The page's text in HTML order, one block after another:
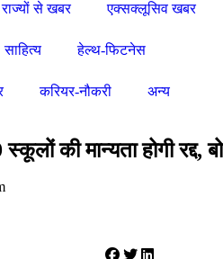
राज्यों से खबर एक्सक्लूसिव खबर
साहित्य हेल्थ-फिटनेस
करियर-नौकरी अन्य
की मान्यता होगी रद्द,